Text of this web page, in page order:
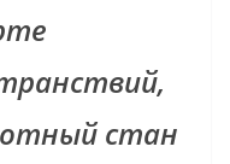
стан